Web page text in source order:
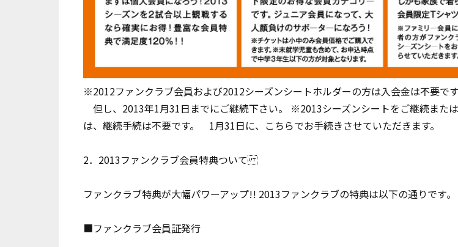
※2012ファンクラブ会員および2012シーズンシートホルダーの方は入会金は不要です
但し、2013年1月31日までにご継続下さい。 ※2013シーズンシートをご継続また
は、継続手続は不要です。 1月31日に、こちらでお手続きさせていただきます。
2．2013ファンクラブ会員特典ついて
ファンクラブ特典が大幅パワーアップ!! 2013ファンクラブの特典は以下の通りです｡
■ファンクラブ会員証発行